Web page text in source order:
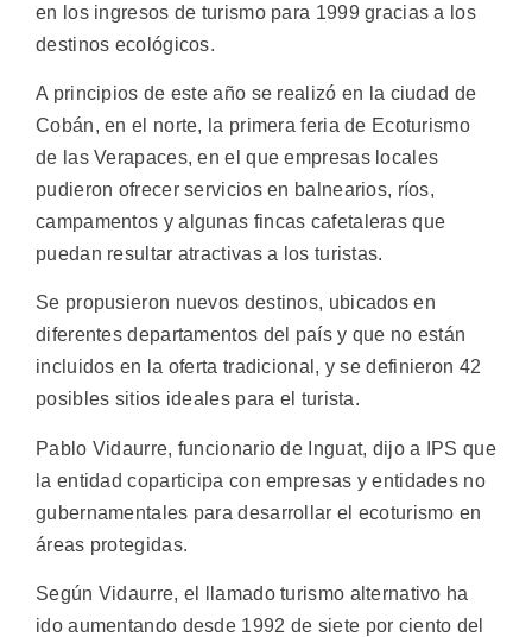
en los ingresos de turismo para 1999 gracias a los
destinos ecológicos.
A principios de este año se realizó en la ciudad de
Cobán, en el norte, la primera feria de Ecoturismo
de las Verapaces, en el que empresas locales
pudieron ofrecer servicios en balnearios, ríos,
campamentos y algunas fincas cafetaleras que
puedan resultar atractivas a los turistas.
Se propusieron nuevos destinos, ubicados en
diferentes departamentos del país y que no están
incluidos en la oferta tradicional, y se definieron 42
posibles sitios ideales para el turista.
Pablo Vidaurre, funcionario de Inguat, dijo a IPS que
la entidad coparticipa con empresas y entidades no
gubernamentales para desarrollar el ecoturismo en
áreas protegidas.
Según Vidaurre, el llamado turismo alternativo ha
ido aumentando desde 1992 de siete por ciento del